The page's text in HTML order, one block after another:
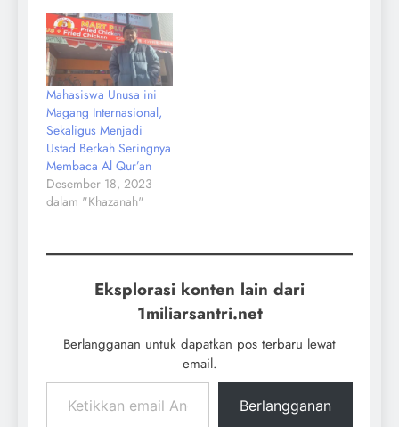
Mahasiswa Unusa ini
Magang Internasional,
Sekaligus Menjadi
Ustad Berkah Seringnya
Membaca Al Qur’an
Desember 18, 2023
dalam "Khazanah"
Eksplorasi konten lain dari
1miliarsantri.net
Berlangganan untuk dapatkan pos terbaru lewat
email.
Berlangganan